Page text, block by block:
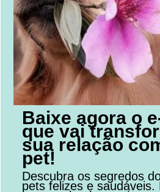
Baixe agora o
que vai
sua relação
pet!
Descubra os segredos
pets felizes e saudáveis.